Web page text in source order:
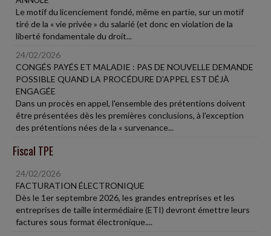
Le motif du licenciement fondé, même en partie, sur un motif
tiré de la « vie privée » du salarié (et donc en violation de la
liberté fondamentale du droit...
24/02/2026
CONGÉS PAYÉS ET MALADIE : PAS DE NOUVELLE DEMANDE
POSSIBLE QUAND LA PROCÉDURE D'APPEL EST DÉJÀ
ENGAGÉE
Dans un procès en appel, l'ensemble des prétentions doivent
être présentées dès les premières conclusions, à l'exception
des prétentions nées de la « survenance...
Fiscal TPE
24/02/2026
FACTURATION ÉLECTRONIQUE
Dès le 1er septembre 2026, les grandes entreprises et les
entreprises de taille intermédiaire (ETI) devront émettre leurs
factures sous format électronique....